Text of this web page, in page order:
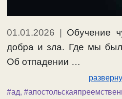
01.01.2026
Обучение
добра и зла. Где мы
Об отпадении …
#ад,